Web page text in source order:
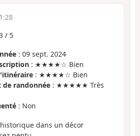
/ 5
: 09 sept. 2024
: ★★★★☆ Bien
: ★★★★☆ Bien
randonnée : ★★★★★ Très
: Non
dans un décor